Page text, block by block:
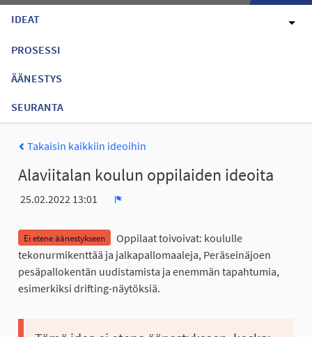
IDEAT
PROSESSI
ÄÄNESTYS
SEURANTA
Takaisin kaikkiin ideoihin
Alaviitalan koulun oppilaiden ideoita
25.02.2022 13:01
Ei etene äänestykseen
Oppilaat toivoivat: koululle
tekonurmikenttää ja jalkapallomaaleja, Peräseinäjoen
pesäpallokentän uudistamista ja enemmän tapahtumia,
esimerkiksi drifting-näytöksiä.